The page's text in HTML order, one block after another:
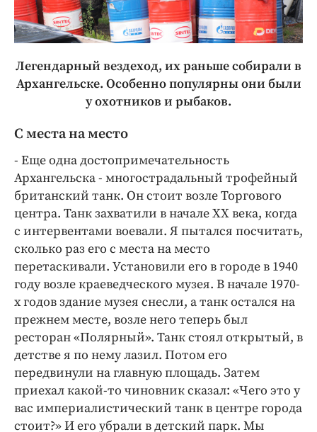
Легендарный вездеход, их раньше собирали в
Архангельске. Особенно популярны они были
у охотников и рыбаков.
С места на место
- Еще одна достопримечательность
Архангельска - многострадальный трофейный
британский танк. Он стоит возле Торгового
центра. Танк захватили в начале ХХ века, когда
с интервентами воевали. Я пытался посчитать,
сколько раз его с места на место
перетаскивали. Установили его в городе в 1940
году возле краеведческого музея. В начале 1970-
х годов здание музея снесли, а танк остался на
прежнем месте, возле него теперь был
ресторан «Полярный». Танк стоял открытый, в
детстве я по нему лазил. Потом его
передвинули на главную площадь. Затем
приехал какой-то чиновник сказал: «Чего это у
вас империалистический танк в центре города
стоит?» И его убрали в детский парк. Мы